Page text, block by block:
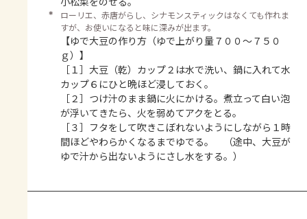
＊
ローリエ、赤唐がらし、シナモンスティックはなくても作れま
すが、お使いになると味に深みが出ます。
【ゆで大豆の作り方（ゆで上がり量７００～７５０
ｇ）】
［１］大豆（乾）カップ２は水で洗い、鍋に入れて水
カップ６にひと晩ほど浸しておく。
［２］つけ汁のまま鍋に火にかける。煮立って白い泡
が浮いてきたら、火を弱めてアクをとる。
［３］フタをして吹きこぼれないようにしながら１時
間ほどやわらかくなるまでゆでる。 （途中、大豆が
ゆで汁から出ないようにさし水をする。）